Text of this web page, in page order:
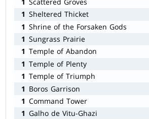
1 Sheltered Thicket
1 Shrine of the Forsaken Gods
1 Sungrass Prairie
1 Temple of Abandon
1 Temple of Plenty
1 Temple of Triumph
1 Boros Garrison
1 Command Tower
1 Galho de Vitu-Ghazi